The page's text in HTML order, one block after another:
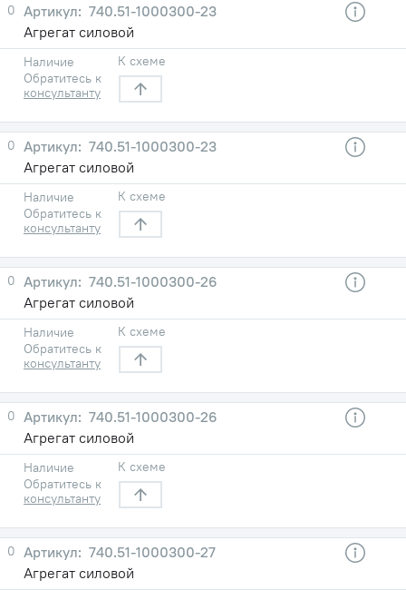
0
740.51-1000300-23
Агрегат силовой
Наличие
Обратитесь к
консультанту
К схеме
0
740.51-1000300-23
Агрегат силовой
Наличие
Обратитесь к
консультанту
К схеме
0
740.51-1000300-26
Агрегат силовой
Наличие
Обратитесь к
консультанту
К схеме
0
740.51-1000300-26
Агрегат силовой
Наличие
Обратитесь к
консультанту
К схеме
0
740.51-1000300-27
Агрегат силовой